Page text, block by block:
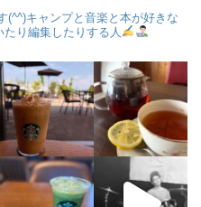
(^^)キャンプと音楽と本が好きな
り編集したりする人